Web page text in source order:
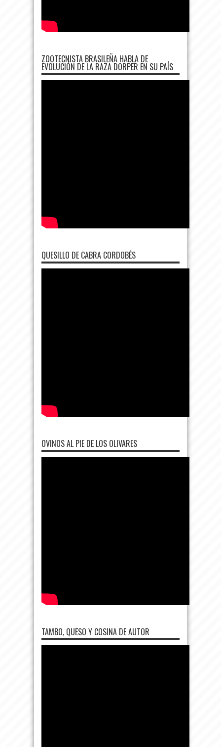
ZOOTECNISTA BRASILEÑA HABLA DE
EVOLUCIÓN DE LA RAZA DORPER EN SU PAÍS
QUESILLO DE CABRA CORDOBÉS
OVINOS AL PIE DE LOS OLIVARES
TAMBO, QUESO Y COSINA DE AUTOR